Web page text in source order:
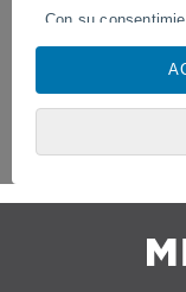
Con su
cookies,
almacenar,
identificadores de
proveedores
interés legítimo,
datos en cualquier
Nosotros y
Síguenos